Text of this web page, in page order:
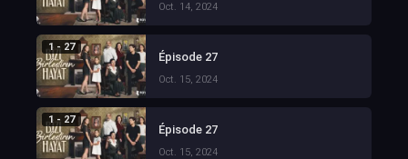
Oct. 14, 2024
1 - 27
Épisode 27
Oct. 15, 2024
1 - 27
Épisode 27
Oct. 15, 2024